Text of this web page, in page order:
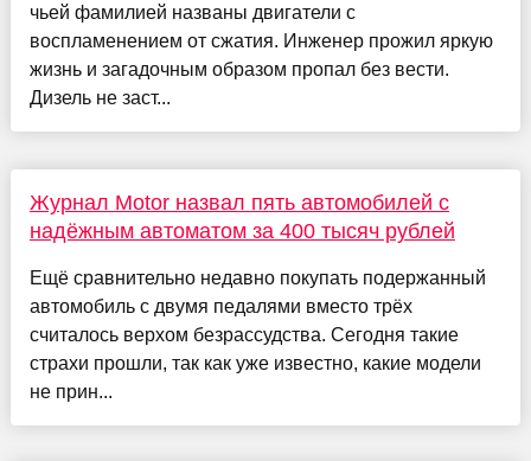
чьей фамилией названы двигатели с
воспламенением от сжатия. Инженер прожил яркую
жизнь и загадочным образом пропал без вести.
Дизель не заст...
Журнал Motor назвал пять автомобилей с
надёжным автоматом за 400 тысяч рублей
Ещё сравнительно недавно покупать подержанный
автомобиль с двумя педалями вместо трёх
считалось верхом безрассудства. Сегодня такие
страхи прошли, так как уже известно, какие модели
не прин...